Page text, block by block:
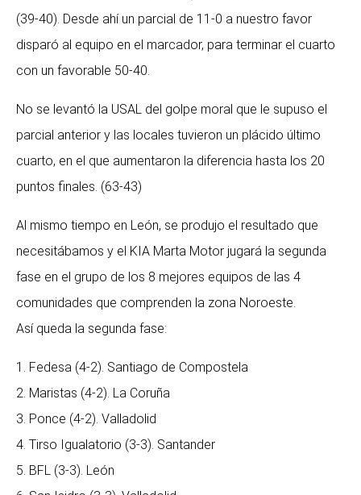
(39-40). Desde ahí un parcial de 11-0 a nuestro favor
disparó al equipo en el marcador, para terminar el cuarto
con un favorable 50-40.
No se levantó la USAL del golpe moral que le supuso el
parcial anterior y las locales tuvieron un plácido último
cuarto, en el que aumentaron la diferencia hasta los 20
puntos finales. (63-43)
Al mismo tiempo en León, se produjo el resultado que
necesitábamos y el KIA Marta Motor jugará la segunda
fase en el grupo de los 8 mejores equipos de las 4
comunidades que comprenden la zona Noroeste.
Así queda la segunda fase:
1. Fedesa (4-2). Santiago de Compostela
2. Maristas (4-2). La Coruña
3. Ponce (4-2). Valladolid
4. Tirso Igualatorio (3-3). Santander
5. BFL (3-3). León